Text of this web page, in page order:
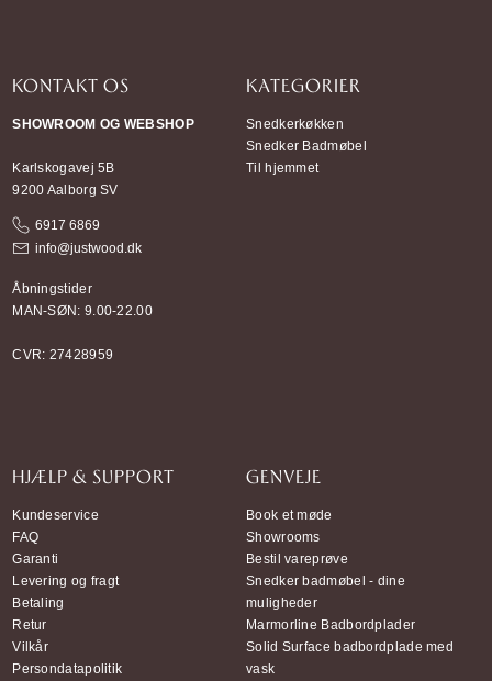
KONTAKT OS
SHOWROOM OG WEBSHOP
Karlskogavej 5B
9200 Aalborg SV
6917 6869
info@justwood.dk
Åbningstider
MAN-SØN: 9.00-22.00
CVR: 27428959
KATEGORIER
Snedkerkøkken
Snedker Badmøbel
Til hjemmet
HJÆLP & SUPPORT
Kundeservice
FAQ
Garanti
Levering og fragt
Betaling
Retur
Vilkår
Persondatapolitik
GENVEJE
Book et møde
Showrooms
Bestil vareprøve
Snedker badmøbel - dine
muligheder
Marmorline Badbordplader
Solid Surface badbordplade med
vask